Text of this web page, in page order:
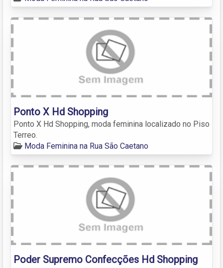
Ponto X Hd Shopping
Ponto X Hd Shopping, moda feminina localizado no Piso
Terreo.
Moda Feminina na Rua São Caetano
Poder Supremo Confecções Hd Shopping